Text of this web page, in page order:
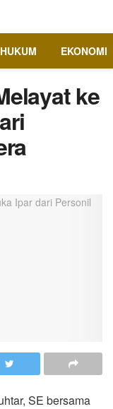
HUKUM EKONOMI
ke
SE bersama